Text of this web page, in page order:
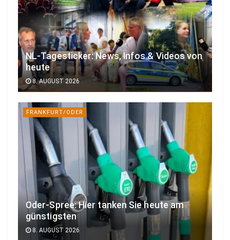
NL-Tagesticker: News, Infos & Videos von
heute
8. AUGUST 2026
FRANKFURT/ODER
Oder-Spree: Hier tanken Sie heute am
günstigsten
8. AUGUST 2026